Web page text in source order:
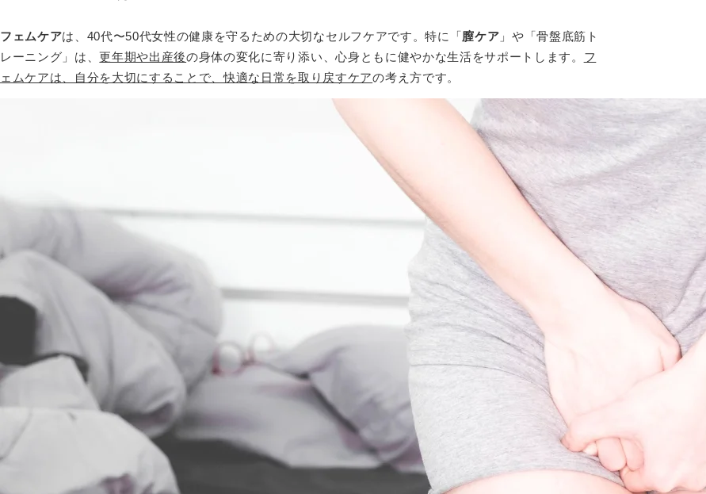
フェムケアは、40代〜50代女性の健康を守るための大切なセルフケアです。特に「膣ケア 」や「骨盤底筋ト
レーニング」は、更年期や出産後の身体の変化に寄り添い、心身ともに健やかな生活をサポートします。 フ
ェムケアは、自分を大切にすることで、快適な日常を取り戻すケアの考え方です。